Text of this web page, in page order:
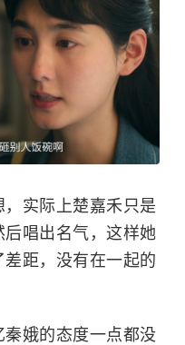
实际上楚嘉禾只是
唱出名气，这样她
距，没有在一起的
娥的态度一点都没